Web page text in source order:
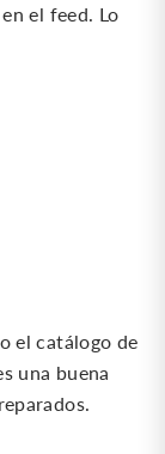
el feed. Lo
el catálogo de
una buena